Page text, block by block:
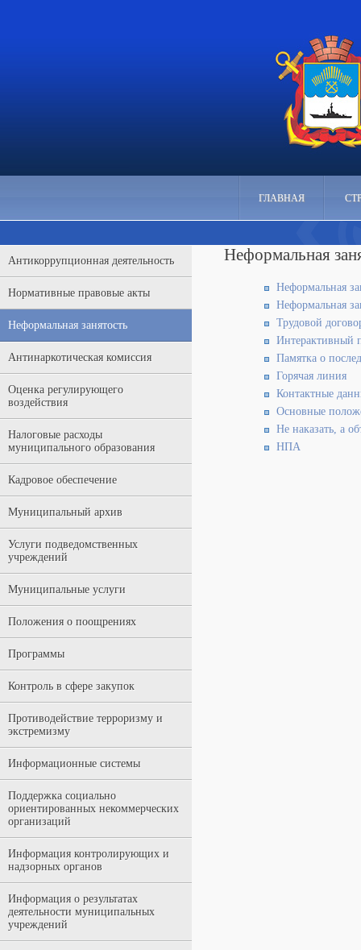
ГЛАВНАЯ
Антикоррупционная деятельность
Нормативные правовые акты
Неформальная занятость
Антинаркотическая комиссия
Оценка регулирующего
воздействия
Налоговые расходы
муниципального образования
Кадровое обеспечение
Муниципальный архив
Услуги подведомственных
учреждений
Муниципальные услуги
Положения о поощрениях
Программы
Контроль в сфере закупок
Противодействие терроризму и
экстремизму
Информационные системы
Поддержка социально
ориентированных некоммерческих
организаций
Информация контролирующих и
надзорных органов
Информация о результатах
деятельности муниципальных
учреждений
Неформальная
Неформальная
Неформальная
Трудовой
Интерактивный
Памятка о
Горячая линия
Контактные
Основные
Не наказать, а
НПА